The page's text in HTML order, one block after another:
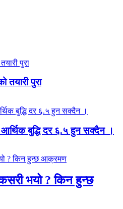
पुरा
बुद्धि दर ६.५ हुन सक्दैन ।
भयो ? किन हुन्छ